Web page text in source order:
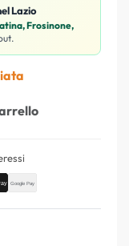
Lazio
Frosinone,